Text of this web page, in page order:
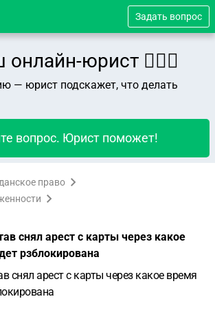
Задать вопрос
юрист 👨🏻‍⚖️
— юрист подскажет, что делать
вопрос. Юрист поможет!
право
снял арест с карты через какое
рзблокирована
снял арест с карты через какое время